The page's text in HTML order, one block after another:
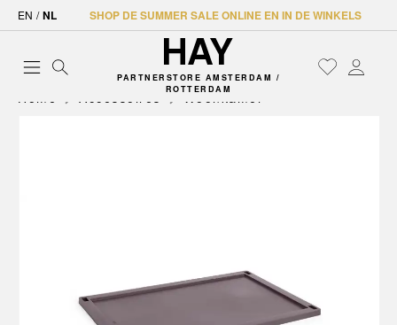
EN / NL SHOP DE SUMMER SALE ONLINE EN IN DE WINKELS
PARTNERSTORE AMSTERDAM /
ROTTERDAM
Home Accessoires Woonkamer